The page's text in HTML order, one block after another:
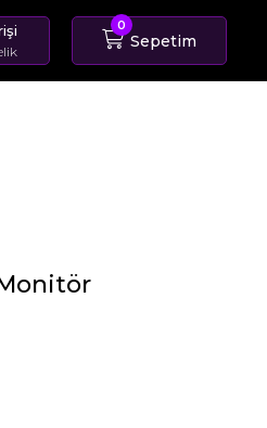
0
Sepetim